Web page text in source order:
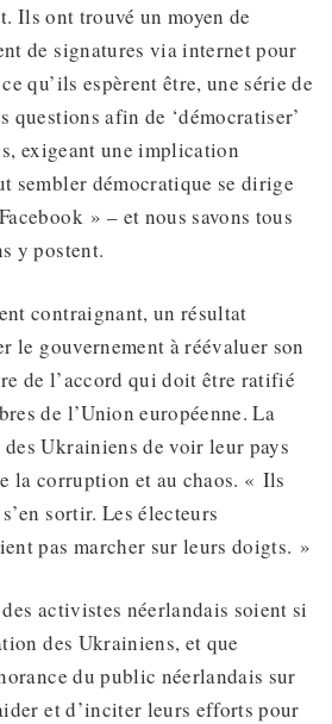
Ils ont trouvé un moyen de
de signatures via internet pour
qu’ils espèrent être, une série de
questions afin de ‘démocratiser’
exigeant une implication
sembler démocratique se dirige
» – et nous savons tous
y postent.
contraignant, un résultat
le gouvernement à réévaluer son
de l’accord qui doit être ratifié
de l’Union européenne. La
Ukrainiens de voir leur pays
la corruption et au chaos. « Ils
sortir. Les électeurs
pas marcher sur leurs doigts. »
activistes néerlandais soient si
des Ukrainiens, et que
du public néerlandais sur
et d’inciter leurs efforts pour